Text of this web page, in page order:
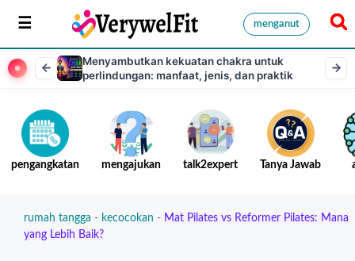
menganut
Menyambutkan kekuatan chakra untuk
perlindungan: manfaat, jenis, dan praktik
pengangkatan mengajukan talk2expert Tanya Jawab
rumah tangga - kecocokan - Mat Pilates vs Reformer Pilates: Mana
yang Lebih Baik?